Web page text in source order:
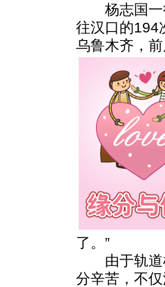
杨志国一行
往汉口的194
乌鲁木齐，前
了。”
由于轨道检
分辛苦，不